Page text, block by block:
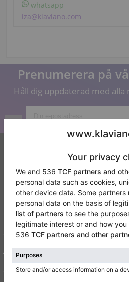
whatsapp
iza@klaviano.com
Prenumerera på
Håll dig uppdaterad med alla
Kontakt
Om oss
Skriv en recension
Användarvillkor
Sekretesspolicy